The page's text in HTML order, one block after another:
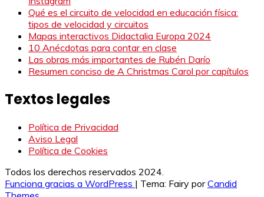
Qué es el circuito de velocidad en educación física:
tipos de velocidad y circuitos
Mapas interactivos Didactalia Europa 2024
10 Anécdotas para contar en clase
Las obras más importantes de Rubén Darío
Resumen conciso de A Christmas Carol por capítulos
Textos legales
Política de Privacidad
Aviso Legal
Política de Cookies
Todos los derechos reservados 2024.
Funciona gracias a WordPress | Tema: Fairy porCandid